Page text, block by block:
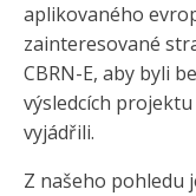
aplikovaného
zainteresované
CBRN-E, aby byli
výsledcích
vyjádřili.
Z našeho pohledu